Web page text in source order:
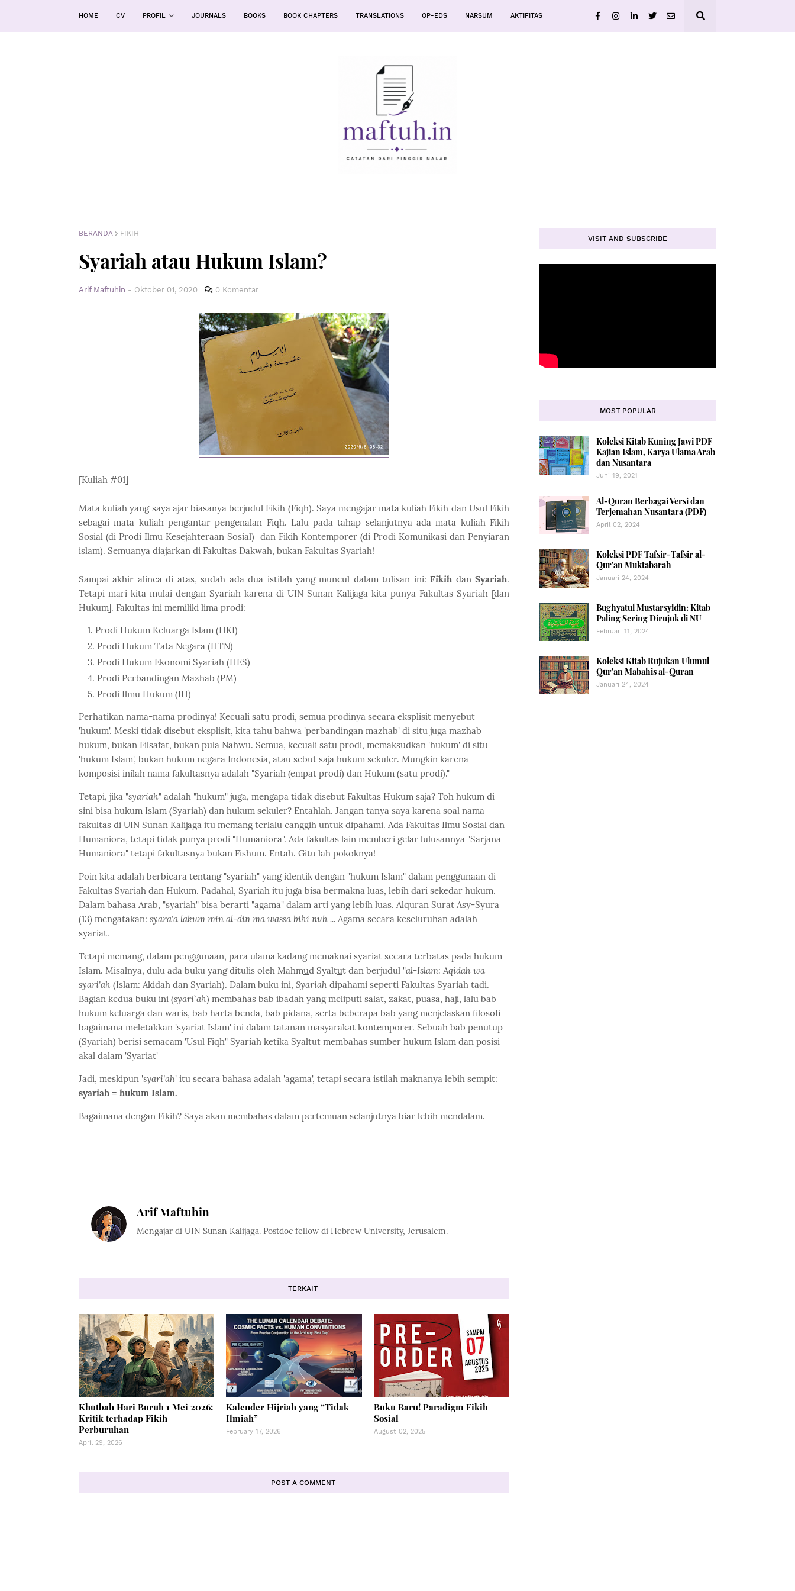
HOME CV PROFIL JOURNALS BOOKS BOOK CHAPTERS TRANSLATIONS OP-EDS NARSUM AKTIFITAS
BERANDA FIKIH
Syariah atau Hukum Islam?
Arif Maftuhin - Oktober 01, 2020 0 Komentar
[Kuliah #01]
Mata kuliah yang saya ajar biasanya berjudul Fikih (Fiqh). Saya mengajar mata kuliah Fikih dan Usul Fikih
sebagai mata kuliah pengantar pengenalan Fiqh. Lalu pada tahap selanjutnya ada mata kuliah Fikih
Sosial (di Prodi Ilmu Kesejahteraan Sosial) dan Fikih Kontemporer (di Prodi Komunikasi dan Penyiaran
islam). Semuanya diajarkan di Fakultas Dakwah, bukan Fakultas Syariah!
Sampai akhir alinea di atas, sudah ada dua istilah yang muncul dalam tulisan ini:Fikih dan Syariah.
Tetapi mari kita mulai dengan Syariah karena di UIN Sunan Kalijaga kita punya Fakultas Syariah [dan
Hukum]. Fakultas ini memiliki lima prodi:
Prodi Hukum Keluarga Islam (HKI)
Prodi Hukum Tata Negara (HTN)
Prodi Hukum Ekonomi Syariah (HES)
Prodi Perbandingan Mazhab (PM)
Prodi Ilmu Hukum (IH)
Perhatikan nama-nama prodinya! Kecuali satu prodi, semua prodinya secara eksplisit menyebut
'hukum'. Meski tidak disebut eksplisit, kita tahu bahwa 'perbandingan mazhab' di situ juga mazhab
hukum, bukan Filsafat, bukan pula Nahwu. Semua, kecuali satu prodi, memaksudkan 'hukum' di situ
'hukum Islam', bukan hukum negara Indonesia, atau sebut saja hukum sekuler. Mungkin karena
komposisi inilah nama fakultasnya adalah "Syariah (empat prodi) dan Hukum (satu prodi)."
Tetapi, jika "syariah" adalah "hukum" juga, mengapa tidak disebut Fakultas Hukum saja? Toh hukum di
sini bisa hukum Islam (Syariah) dan hukum sekuler? Entahlah. Jangan tanya saya karena soal nama
fakultas di UIN Sunan Kalijaga itu memang terlalu canggih untuk dipahami. Ada Fakultas Ilmu Sosial dan
Humaniora, tetapi tidak punya prodi "Humaniora". Ada fakultas lain memberi gelar lulusannya "Sarjana
Humaniora" tetapi fakultasnya bukan Fishum. Entah. Gitu lah pokoknya!
Poin kita adalah berbicara tentang "syariah" yang identik dengan "hukum Islam" dalam penggunaan di
Fakultas Syariah dan Hukum. Padahal, Syariah itu juga bisa bermakna luas, lebih dari sekedar hukum.
Dalam bahasa Arab, "syariah" bisa berarti "agama" dalam arti yang lebih luas. Alquran Surat Asy-Syura
(13) mengatakan: syara'a lakum min al-din ma wassa bihi nuh ... Agama secara keseluruhan adalah
syariat.
Tetapi memang, dalam penggunaan, para ulama kadang memaknai syariat secara terbatas pada hukum
Islam. Misalnya, dulu ada buku yang ditulis oleh Mahmud Syaltut dan berjudul "al-Islam: Aqidah wa
syari'ah (Islam: Akidah dan Syariah). Dalam buku ini, Syariah dipahami seperti Fakultas Syariah tadi.
Bagian kedua buku ini (syari`ah) membahas bab ibadah yang meliputi salat, zakat, puasa, haji, lalu bab
hukum keluarga dan waris, bab harta benda, bab pidana, serta beberapa bab yang menjelaskan filosofi
bagaimana meletakkan 'syariat Islam' ini dalam tatanan masyarakat kontemporer. Sebuah bab penutup
(Syariah) berisi semacam 'Usul Fiqh" Syariah ketika Syaltut membahas sumber hukum Islam dan posisi
akal dalam 'Syariat'
Jadi, meskipun 'syari'ah' itu secara bahasa adalah 'agama', tetapi secara istilah maknanya lebih sempit:
syariah = hukum Islam.
Bagaimana dengan Fikih? Saya akan membahas dalam pertemuan selanjutnya biar lebih mendalam.
Arif Maftuhin
Mengajar di UIN Sunan Kalijaga. Postdoc fellow di Hebrew University, Jerusalem.
TERKAIT
Khutbah Hari Buruh 1 Mei 2026:
Kritik terhadap Fikih
Perburuhan
April 29, 2026
Kalender Hijriah yang “Tidak
Ilmiah”
February 17, 2026
Buku Baru! Paradigm Fikih
Sosial
August 02, 2025
POST A COMMENT
VISIT AND SUBSCRIBE
MOST POPULAR
Koleksi Kitab Kuning Jawi PDF
Kajian Islam, Karya Ulama Arab
dan Nusantara
Juni 19, 2021
Al-Quran Berbagai Versi dan
Terjemahan Nusantara (PDF)
April 02, 2024
Koleksi PDF Tafsir-Tafsir al-
Qur'an Muktabarah
Januari 24, 2024
Bughyatul Mustarsyidin: Kitab
Paling Sering Dirujuk di NU
Februari 11, 2024
Koleksi Kitab Rujukan Ulumul
Qur'an Mabahis al-Quran
Januari 24, 2024